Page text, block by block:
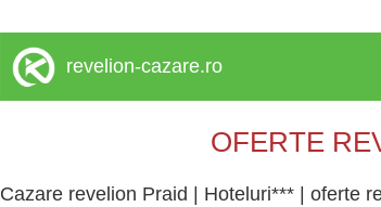
revelion-cazare.ro
OFERTE
Cazare revelion Praid | Hoteluri*** | oferte